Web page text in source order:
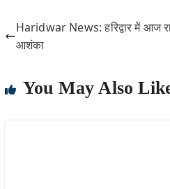
Haridwar News: हरिद्वार में आज
आशंका
You May Also